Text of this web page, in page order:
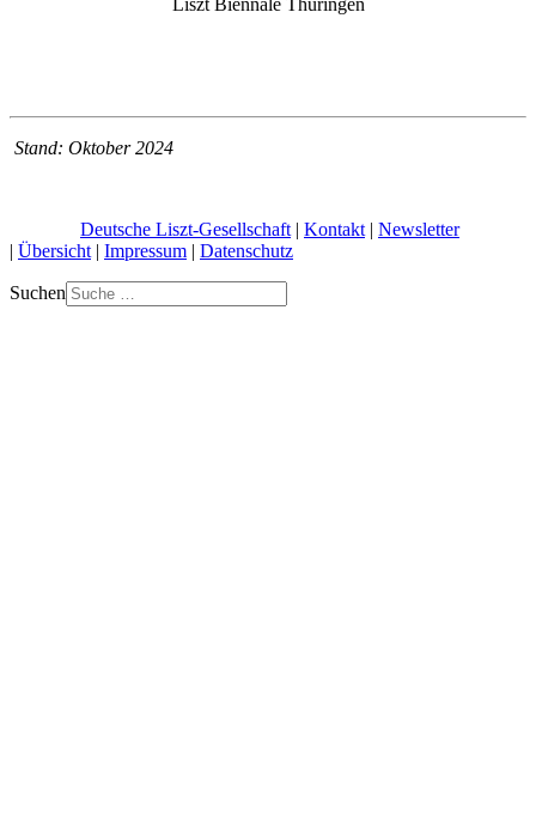
Stand: Oktober 2024
Deutsche Liszt-Gesellschaft | Kontakt | Newsletter
| Übersicht | Impressum | Datenschutz
Suchen